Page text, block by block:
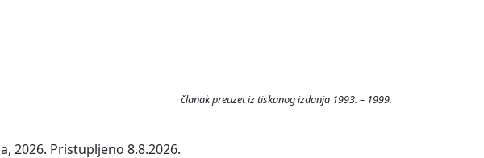
članak preuzet iz tiskanog izdanja 1993. – 1999.
2026. Pristupljeno 8.8.2026.